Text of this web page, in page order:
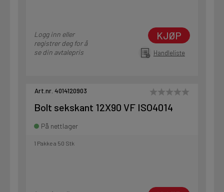
Logg inn eller
registrer deg for å
se din avtalepris
KJØP
Handleliste
Art.nr. 4014120903
Bolt sekskant 12X90 VF ISO4014
På nettlager
1 Pakke a 50 Stk